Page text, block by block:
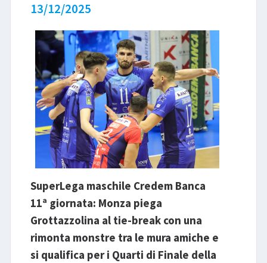
13/12/2025
SuperLega maschile Credem Banca
11ª giornata: Monza piega
Grottazzolina al tie-break con una
rimonta monstre tra le mura amiche e
si qualifica per i Quarti di Finale della